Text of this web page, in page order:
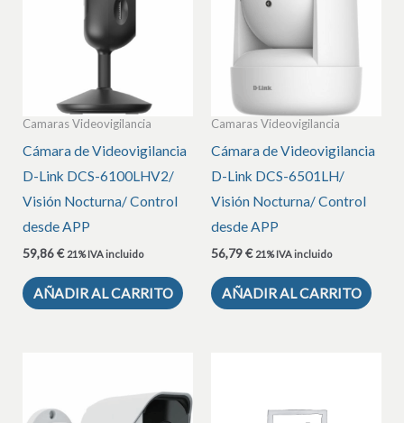
Camaras Videovigilancia
Cámara de Videovigilancia
D-Link DCS-6100LHV2/
Visión Nocturna/ Control
desde APP
59,86€ 21% IVA incluido
AÑADIR AL CARRITO
Camaras Videovigilancia
Cámara de Videovigilancia
D-Link DCS-6501LH/
Visión Nocturna/ Control
desde APP
56,79€ 21% IVA incluido
AÑADIR AL CARRITO